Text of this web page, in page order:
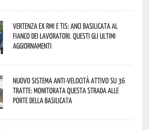
Vertenza ex RMI e TIS: ANCI Basilicata al
fianco dei lavoratori. Questi gli ultimi
aggiornamenti
Nuovo sistema anti-velocità attivo su 36
tratte: monitorata questa strada alle
porte della Basilicata